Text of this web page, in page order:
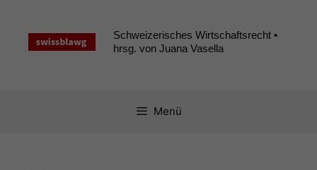
springen
Schweizerisches Wirtschaftsrecht •
hrsg. von Juana Vasella
Menü